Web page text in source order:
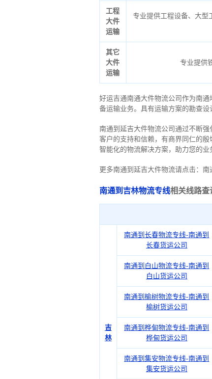
工程
大件
运输
专业提供工程设备、大型
其它
大件
运输
专业提供
好运吉通南通大件物流公司作为南
备运输业务。具有运输方案的勘查
南通到延吉大件物流公司通过不断
客户的支持和信赖，有商界同仁的殷
智能化的物流解决方案，助力您的业
更多南通到延吉大件物流请点击：南
南通到吉林物流专线相关线路查
吉
林
南通到长春物流专线-南通到
长春货运公司
南通到白山物流专线-南通到
白山货运公司
南通到榆树物流专线-南通到
榆树货运公司
南通到桦甸物流专线-南通到
桦甸货运公司
南通到集安物流专线-南通到
集安货运公司